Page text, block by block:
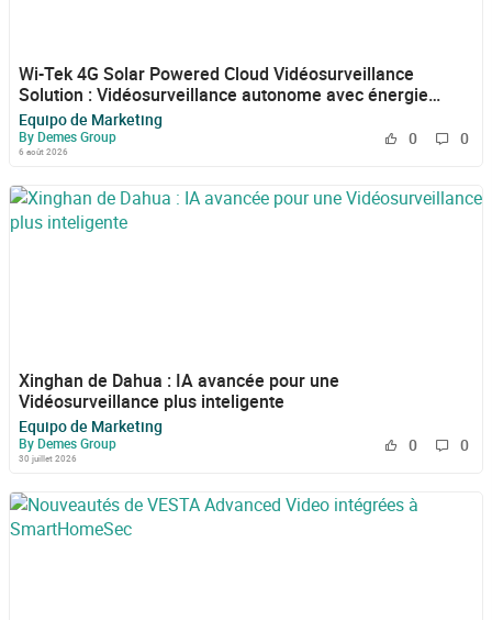
Wi-Tek 4G Solar Powered Cloud Vidéosurveillance
Solution : Vidéosurveillance autonome avec énergie
solaire, 4G et gestion Cloud
Equipo de Marketing
By Demes Group
6 août 2026
0 0
Xinghan de Dahua : IA avancée pour une
Vidéosurveillance plus inteligente
Equipo de Marketing
By Demes Group
30 juillet 2026
0 0